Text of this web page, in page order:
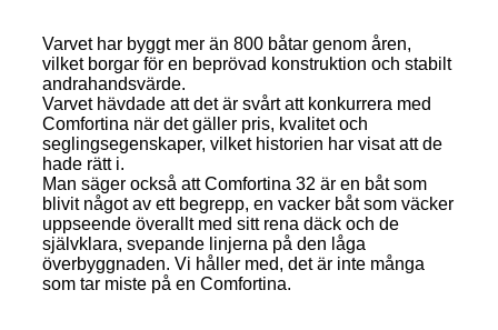
Varvet har byggt mer än 800 båtar genom åren,
vilket borgar för en beprövad konstruktion och stabilt
andrahandsvärde.
Varvet hävdade att det är svårt att konkurrera med
Comfortina när det gäller pris, kvalitet och
seglingsegenskaper, vilket historien har visat att de
hade rätt i.
Man säger också att Comfortina 32 är en båt som
blivit något av ett begrepp, en vacker båt som väcker
uppseende överallt med sitt rena däck och de
självklara, svepande linjerna på den låga
överbyggnaden. Vi håller med, det är inte många
som tar miste på en Comfortina.